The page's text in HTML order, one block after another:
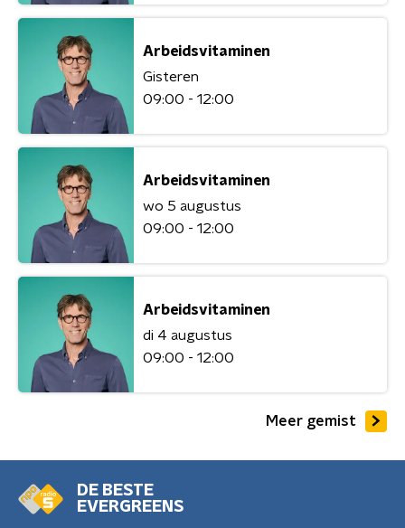
Arbeidsvitaminen
Gisteren
09:00 - 12:00
Arbeidsvitaminen
wo 5 augustus
09:00 - 12:00
Arbeidsvitaminen
di 4 augustus
09:00 - 12:00
Meer gemist
DE BESTE
EVERGREENS